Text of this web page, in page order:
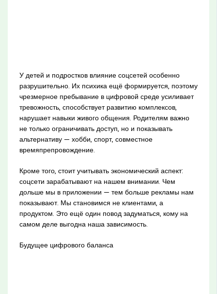
У детей и подростков влияние соцсетей особенно
разрушительно. Их психика ещё формируется, поэтому
чрезмерное пребывание в цифровой среде усиливает
тревожность, способствует развитию комплексов,
нарушает навыки живого общения. Родителям важно
не только ограничивать доступ, но и показывать
альтернативу — хобби, спорт, совместное
времяпрепровождение.
Кроме того, стоит учитывать экономический аспект:
соцсети зарабатывают на нашем внимании. Чем
дольше мы в приложении — тем больше рекламы нам
показывают. Мы становимся не клиентами, а
продуктом. Это ещё один повод задуматься, кому на
самом деле выгодна наша зависимость.
Будущее цифрового баланса